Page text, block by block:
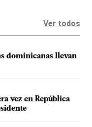
Ver todos
dominicanas llevan
vez en República